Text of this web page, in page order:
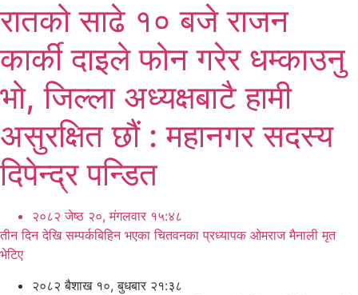
रातको साढे १० बजे राजन
कार्की दाइले फोन गरेर धम्काउनु
भो, जिल्ला अध्यक्षबाटै हामी
असुरक्षित छौं : महानगर सदस्य
दिपेन्द्र पन्डित
२०८२ जेष्ठ २०, मंगलवार १५:४८
तीन दिन देखि सम्पर्कबिहिन भएका चितवनका प्रध्यापक ओमराज मैनाली मृत
भेटिए
२०८२ बैशाख १०, बुधबार २१:३८